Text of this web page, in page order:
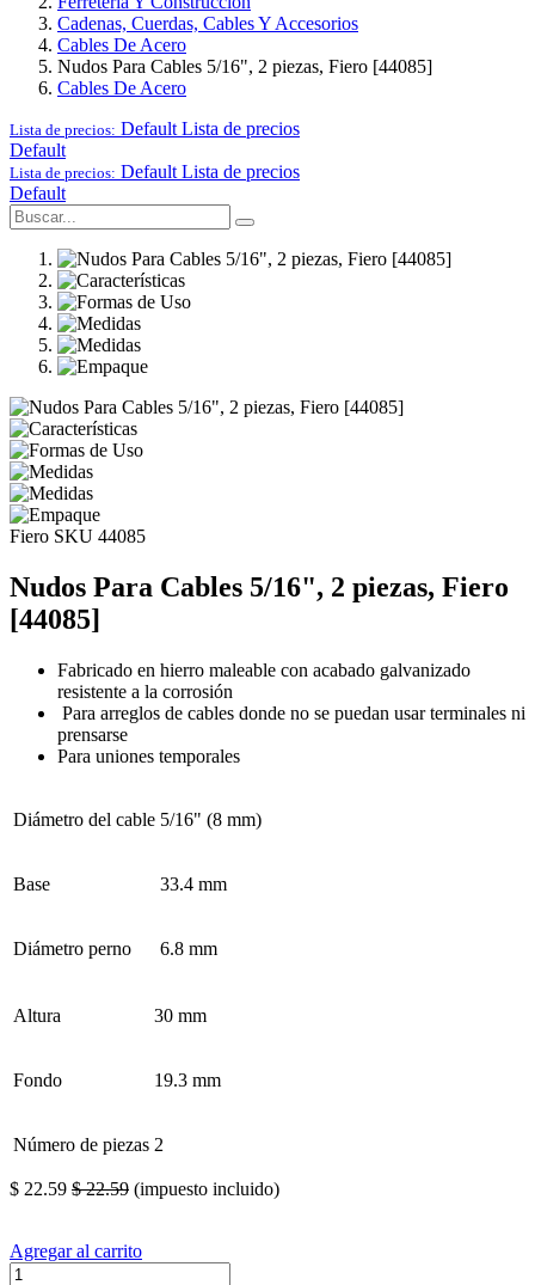
Cadenas, Cuerdas, Cables Y Accesorios
Cables De Acero
Nudos Para Cables 5/16", 2 piezas, Fiero [44085]
Cables De Acero
Lista de precios: Default Lista de precios
Default
Lista de precios: Default Lista de precios
Default
Fiero SKU 44085
Nudos Para Cables 5/16", 2 piezas, Fiero
[44085]
Fabricado en hierro maleable con acabado galvanizado
resistente a la corrosión
Para arreglos de cables donde no se puedan usar terminales ni
prensarse
Para uniones temporales
Diámetro del cable 5/16" (8 mm)
Base 33.4 mm
Diámetro perno 6.8 mm
Altura 30 mm
Fondo 19.3 mm
Número de piezas 2
$ 22.59 $22.59 (impuesto incluido)
Agregar al carrito